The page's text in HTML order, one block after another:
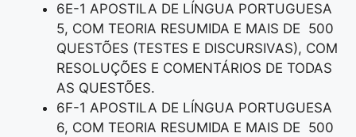
6E-1 APOSTILA DE LÍNGUA PORTUGUESA
5, COM TEORIA RESUMIDA E MAIS DE 500
QUESTÕES (TESTES E DISCURSIVAS), COM
RESOLUÇÕES E COMENTÁRIOS DE TODAS
AS QUESTÕES.
6F-1 APOSTILA DE LÍNGUA PORTUGUESA
6, COM TEORIA RESUMIDA E MAIS DE 500